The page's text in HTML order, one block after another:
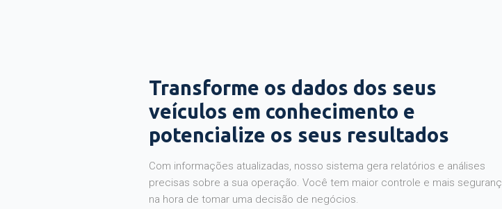
Transforme os dados dos seus
veículos em conhecimento e
potencialize os seus resultados
Com informações atualizadas, nosso sistema gera relatórios e análises
precisas sobre a sua operação. Você tem maior controle e mais segurança
na hora de tomar uma decisão de negócios.